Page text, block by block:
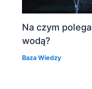
Na czym
wodą?
Baza Wiedzy